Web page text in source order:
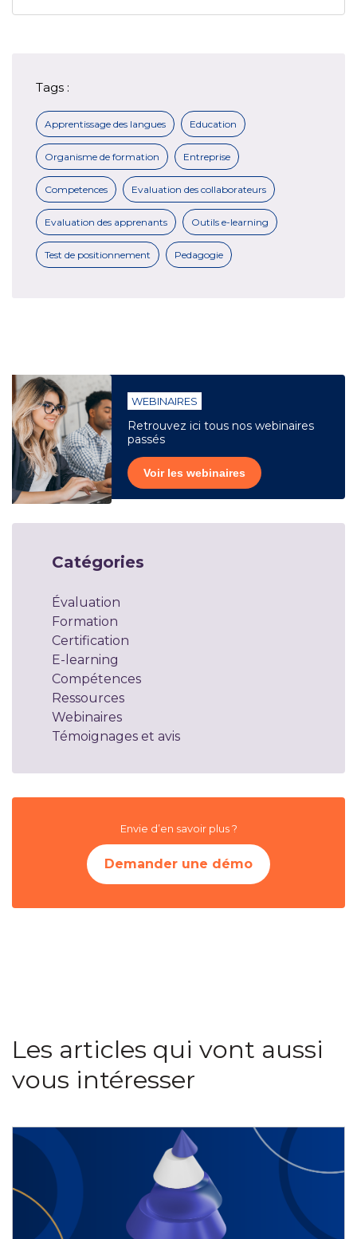
Tags :
Apprentissage des langues Education
Organisme de formation Entreprise
Competences Evaluation des collaborateurs
Evaluation des apprenants Outils e-learning
Test de positionnement Pedagogie
WEBINAIRES
Retrouvez ici tous nos webinaires
passés
Voir les webinaires
Catégories
Évaluation
Formation
Certification
E-learning
Compétences
Ressources
Webinaires
Témoignages et avis
Envie d’en savoir plus ?
Demander une démo
Les articles qui vont aussi
vous intéresser